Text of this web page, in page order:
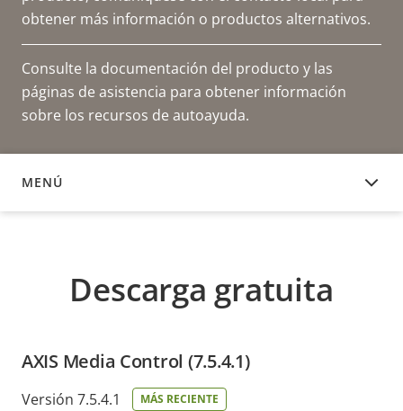
obtener más información o productos alternativos.
Consulte la documentación del producto y las
páginas de asistencia para obtener información
sobre los recursos de autoayuda.
MENÚ
DESCARGA GRATUITA
Descarga gratuita
AXIS Media Control (7.5.4.1)
Versión 7.5.4.1 MÁS RECIENTE